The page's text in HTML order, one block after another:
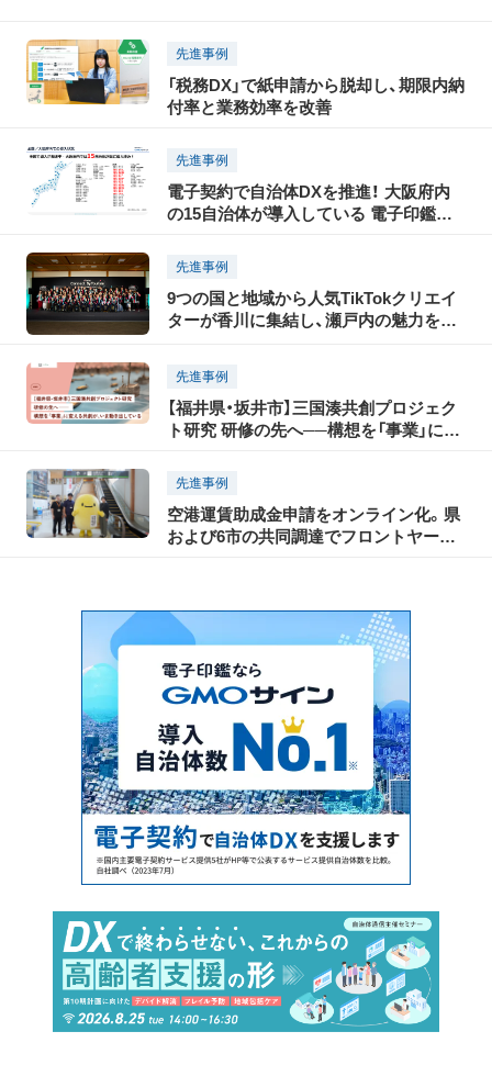
先進事例
「税務DX」で紙申請から脱却し、期限内納
付率と業務効率を改善
先進事例
電子契約で自治体DXを推進！ 大阪府内
の15自治体が導入している 電子印鑑
先進事例
9つの国と地域から人気TikTokクリエイ
ターが香川に集結し、瀬戸内の魅力を
Connect By Tourism 〜瀬戸内の魅力発
信・裏瀬戸芸プロジェクト〜」開催レポー
ト（前編）
先進事例
【福井県・坂井市】三国湊共創プロジェク
ト研究 研修の先へ──構想を「事業」に変
先進事例
空港運賃助成金申請をオンライン化。県
および6市の共同調達でフロントヤード